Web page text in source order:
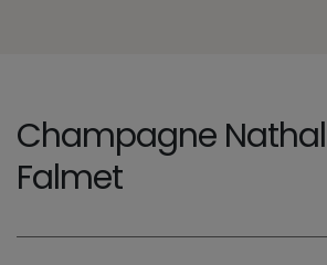
Champagne
Falmet